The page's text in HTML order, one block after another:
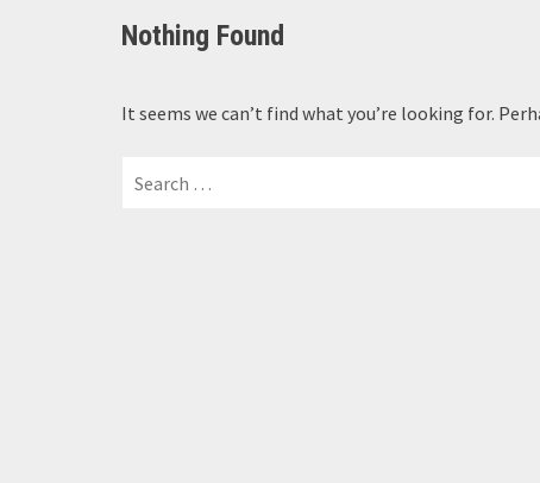
Nothing Found
It seems we can’t find what you’re looking for.